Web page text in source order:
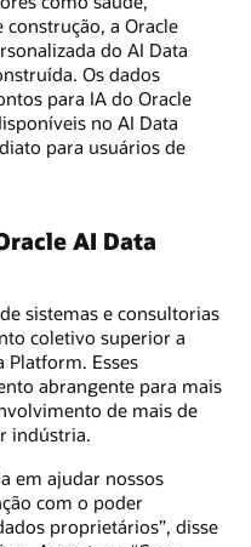
a Oracle
do AI Data
Os dados
para IA do Oracle
no AI Data
para usuários de
AI Data
sistemas e consultorias
coletivo superior a
Platform. Esses
abrangente para mais
de mais de
indústria.
em ajudar nossos
com o poder
proprietários”, disse